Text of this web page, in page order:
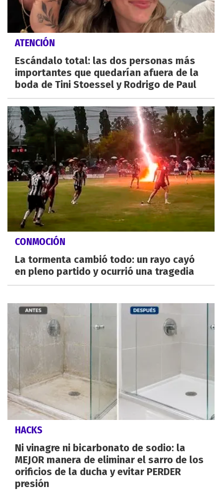
ATENCIÓN
Escándalo total: las dos personas más
importantes que quedarían afuera de la
boda de Tini Stoessel y Rodrigo de Paul
CONMOCIÓN
La tormenta cambió todo: un rayo cayó
en pleno partido y ocurrió una tragedia
HACKS
Ni vinagre ni bicarbonato de sodio: la
MEJOR manera de eliminar el sarro de los
orificios de la ducha y evitar PERDER
presión